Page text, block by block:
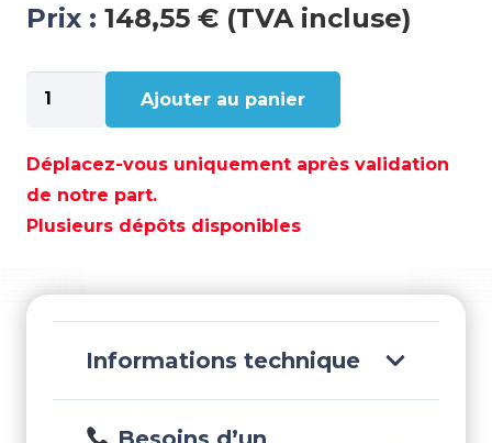
Prix : 148,55 € (TVA incluse)
quantité
de
TUYAUX
HYDRAULIQUES
60.96
FEE
Ajouter au panier
Déplacez-vous uniquement après validation
de notre part.
Plusieurs dépôts disponibles
Informations technique